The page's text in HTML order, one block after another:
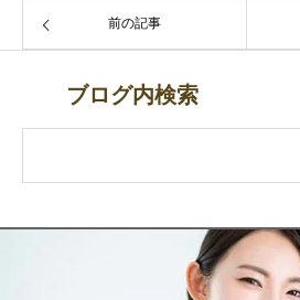
前の記事
ブログ内検索